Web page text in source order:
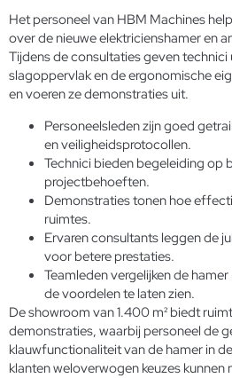
Het personeel van HBM Machines
over de nieuwe elektricienshamer en
Tijdens de consultaties geven
slagoppervlak en de ergonomische
en voeren ze demonstraties uit.
Personeelsleden zijn goed
en veiligheidsprotocollen.
Technici bieden begeleiding op
projectbehoeften.
Demonstraties tonen hoe
ruimtes.
Ervaren consultants leggen de
voor betere prestaties.
Teamleden vergelijken de
de voordelen te laten zien.
De showroom van 1.400 m² biedt
demonstraties, waarbij personeel de
klauwfunctionaliteit van de hamer in
klanten weloverwogen keuzes kunnen